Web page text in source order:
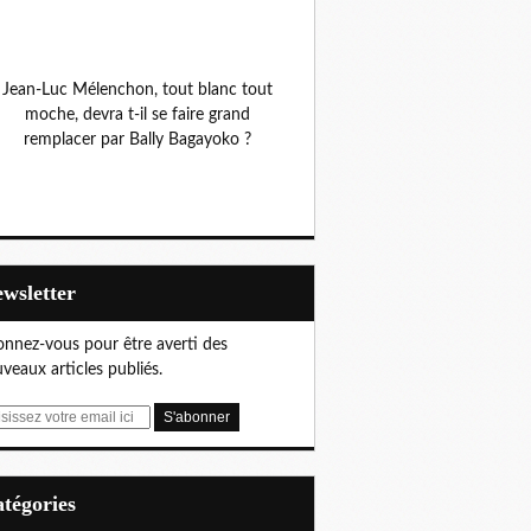
Jean-Luc Mélenchon, tout blanc tout
moche, devra t-il se faire grand
remplacer par Bally Bagayoko ?
vous pour être averti des
articles publiés.